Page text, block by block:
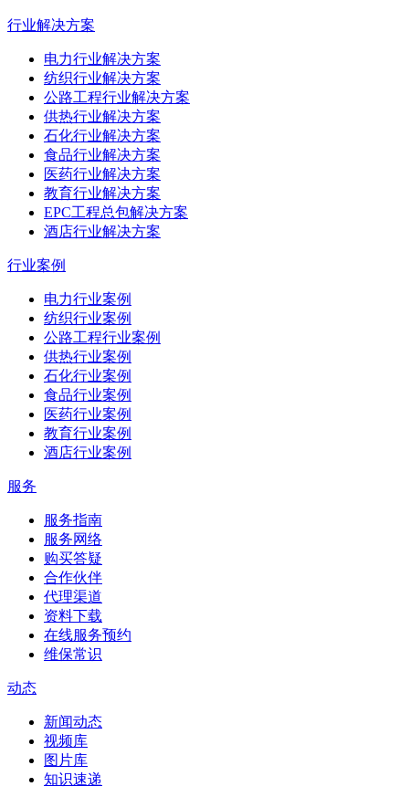
行业解决方案
电力行业解决方案
纺织行业解决方案
公路工程行业解决方案
供热行业解决方案
石化行业解决方案
食品行业解决方案
医药行业解决方案
教育行业解决方案
EPC工程总包解决方案
酒店行业解决方案
行业案例
电力行业案例
纺织行业案例
公路工程行业案例
供热行业案例
石化行业案例
食品行业案例
医药行业案例
教育行业案例
酒店行业案例
服务
服务指南
服务网络
购买答疑
合作伙伴
代理渠道
资料下载
在线服务预约
维保常识
动态
新闻动态
视频库
图片库
知识速递